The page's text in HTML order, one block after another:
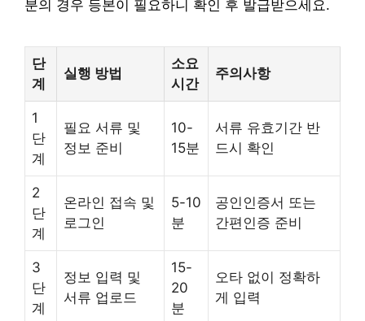
분의 경우 등본이 필요하니 확인 후 발급받으세요.
단
계
실행 방법
소요
시간
주의사항
1
단
계
필요 서류 및
정보 준비
10-
15분
서류 유효기간 반
드시 확인
2
단
계
온라인 접속 및
로그인
5-10
분
공인인증서 또는
간편인증 준비
3
단
계
정보 입력 및
서류 업로드
15-
20
분
오타 없이 정확하
게 입력